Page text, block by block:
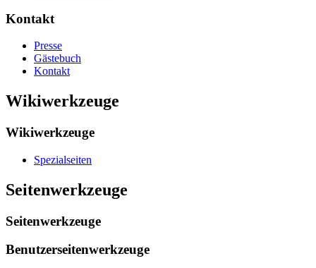
Kontakt
Presse
Gästebuch
Kontakt
Wikiwerkzeuge
Wikiwerkzeuge
Spezialseiten
Seitenwerkzeuge
Seitenwerkzeuge
Benutzerseitenwerkzeuge